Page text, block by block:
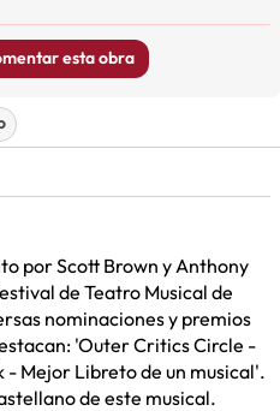
esta obra
por Scott Brown y Anthony
de Teatro Musical de
nominaciones y premios
'Outer Critics Circle -
Mejor Libreto de un musical'.
de este musical.